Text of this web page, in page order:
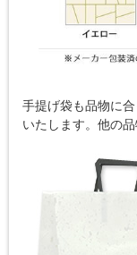
手提げ袋も品物に
いたします。他の